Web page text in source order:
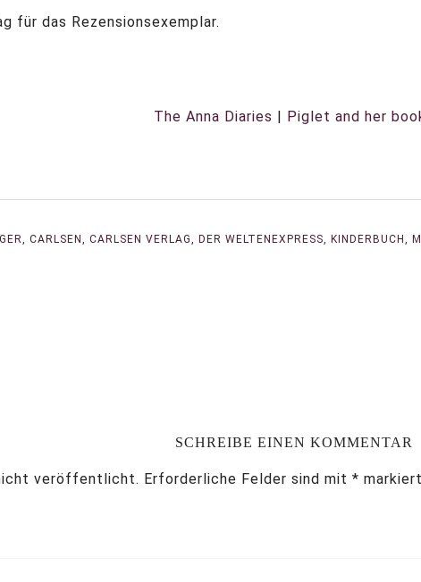
für das Rezensionsexemplar.
The Anna Diaries | Piglet and her
, CARLSEN , CARLSEN VERLAG, DER WELTENEXPRESS, KINDERBUCH ,
SCHREIBE EINEN KOMMENTAR
veröffentlicht. Erforderliche Felder sind mit * markiert